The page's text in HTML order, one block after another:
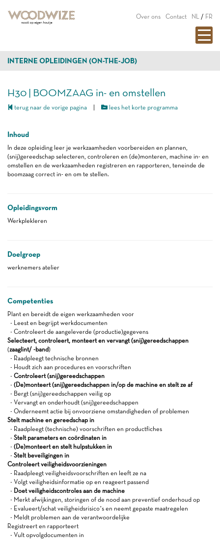
Over ons Contact NL / FR
INTERNE OPLEIDINGEN (ON-THE-JOB)
H30 | BOOMZAAG in- en omstellen
terug naar de vorige pagina lees het korte programma
Inhoud
In deze opleiding leer je werkzaamheden voorbereiden en plannen,
(snij)gereedschap selecteren, controleren en (de)monteren, machine in- en
omstellen en de werkzaamheden registreren en rapporteren, teneinde de
boomzaag correct in- en om te stellen.
Opleidingsvorm
Werkplekleren
Doelgroep
werknemers atelier
Competenties
Plant en bereidt de eigen werkzaamheden voor
- Leest en begrijpt werkdocumenten
- Controleert de aangeleverde (productie)gegevens
Selecteert, controleert, monteert en vervangt (snij)gereedschappen
(zaaglint/ -band)
- Raadpleegt technische bronnen
- Houdt zich aan procedures en voorschriften
- Controleert (snij)gereedschappen
- (De)monteert (snij)gereedschappen in/op de machine en stelt ze af
- Bergt (snij)gereedschappen veilig op
- Vervangt en onderhoudt (snij)gereedschappen
- Onderneemt actie bij onvoorziene omstandigheden of problemen
Stelt machine en gereedschap in
- Raadpleegt (technische) voorschriften en productfiches
- Stelt parameters en coördinaten in
- (De)monteert en stelt hulpstukken in
- Stelt beveiligingen in
Controleert veiligheidsvoorzieningen
- Raadpleegt veiligheidsvoorschriften en leeft ze na
- Volgt veiligheidsinformatie op en reageert passend
- Doet veiligheidscontroles aan de machine
- Merkt afwijkingen, storingen of de nood aan preventief onderhoud op
- Evalueert/schat veiligheidsrisico’s en neemt gepaste maatregelen
- Meldt problemen aan de verantwoordelijke
Registreert en rapporteert
- Vult opvolgdocumenten in